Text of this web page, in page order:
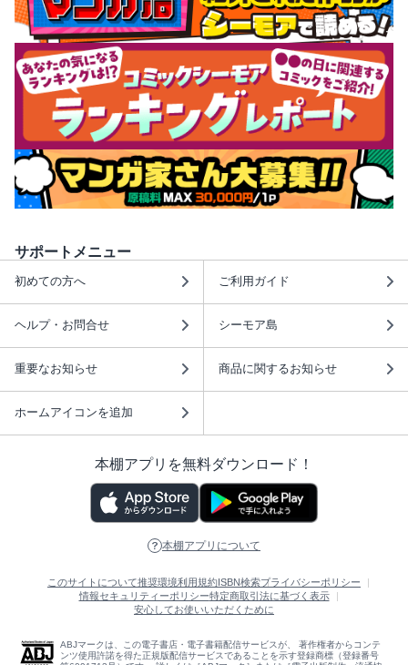
サポートメニュー
初めての方へ ご利用ガイド
ヘルプ・お問合せ シーモア島
重要なお知らせ 商品に関するお知らせ
ホームアイコンを追加
本棚アプリを無料ダウンロード！
本棚アプリについて
このサイトについて推奨環境利用規約ISBN検索プライバシーポリシー
情報セキュリティーポリシー特定商取引法に基づく表示
安心してお使いいただくために
ABJマークは、この電子書店・電子書籍配信サービスが、 著作権者からコンテ
ンツ使用許諾を得た正規版配信サービスであることを示す登録商標（登録番号